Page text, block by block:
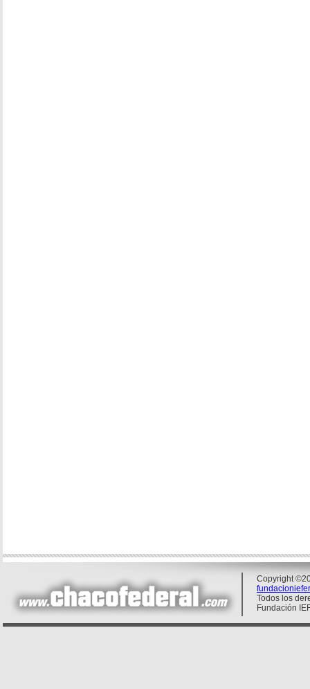
Copyright
Todos los
Fundación